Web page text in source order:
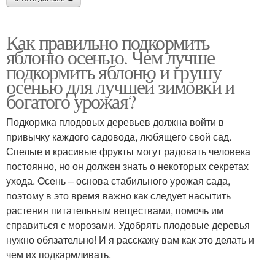
Как правильно подкормить
яблоню осенью. Чем лучше
подкормить яблоню и грушу
осенью для лучшей зимовки и
богатого урожая?
Подкормка плодовых деревьев должна войти в
привычку каждого садовода, любящего свой сад.
Спелые и красивые фрукты могут радовать человека
постоянно, но он должен знать о некоторых секретах
ухода. Осень – основа стабильного урожая сада,
поэтому в это время важно как следует насытить
растения питательным веществами, помочь им
справиться с морозами. Удобрять плодовые деревья
нужно обязательно! И я расскажу вам как это делать и
чем их подкармливать.